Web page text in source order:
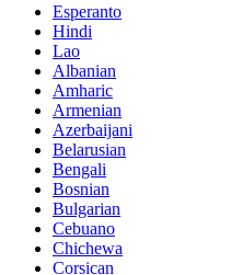
Esperanto
Hindi
Lao
Albanian
Amharic
Armenian
Azerbaijani
Belarusian
Bengali
Bosnian
Bulgarian
Cebuano
Chichewa
Corsican